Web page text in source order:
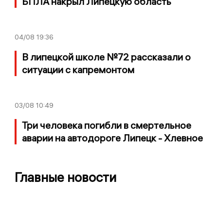
04/08 19:36
В липецкой школе №72 рассказали о
ситуации с капремонтом
03/08 10:49
Три человека погибли в смертельное
аварии на автодороге Липецк - Хлевное
Главные новости